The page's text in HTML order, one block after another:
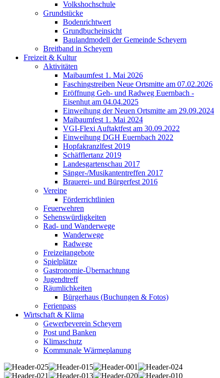
Volkshochschule
Grundstücke
Bodenrichtwert
Grundbucheinsicht
Baulandmodell der Gemeinde Scheyern
Breitband in Scheyern
Freizeit & Kultur
Aktivitäten
Maibaumfest 1. Mai 2026
Faschingstreiben Neue Ortsmitte am 07.02.2026
Eröffnung Geh- und Radweg Euernbach -
Eisenhut am 04.04.2025
Einweihung der Neuen Ortsmitte am 29.09.2024
Maibaumfest 1. Mai 2024
VGI-Flexi Auftaktfest am 30.09.2022
Einweihung DGH Euernbach 2022
Hopfakranzlfest 2019
Schäfflertanz 2019
Landesgartenschau 2017
Sänger-/Musikantentreffen 2017
Brauerei- und Bürgerfest 2016
Vereine
Förderrichtlinien
Feuerwehren
Sehenswürdigkeiten
Rad- und Wanderwege
Wanderwege
Radwege
Freizeitangebote
Spielplätze
Gastronomie-Übernachtung
Jugendtreff
Räumlichkeiten
Bürgerhaus (Buchungen & Fotos)
Ferienpass
Wirtschaft & Klima
Gewerbeverein Scheyern
Post und Banken
Klimaschutz
Kommunale Wärmeplanung